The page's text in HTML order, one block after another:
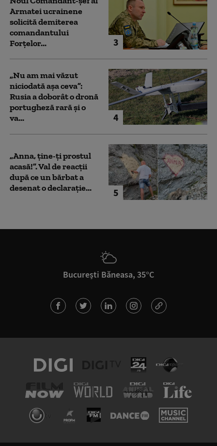
3
Armatei ucrainene
solicită demiterea
comandantului
Forțelor...
4
„Nu am mai văzut
niciodată așa ceva”:
Rusia a doborât o dronă
portugheză rară și o
va...
5
„Anna, ţine-ţi prostul
acasă!”. Val de reacții
după ce un bărbat a
desenat o declarație...
București Băneasa, 35°C